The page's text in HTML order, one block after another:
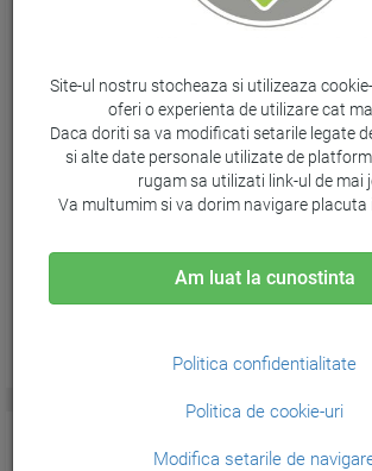
CARACTERISTICI GENERALE:
Site-ul nostru stocheaza si utilizeaza
oferi o experienta de utilizare cat
Daca doriti sa va modificati setarile legate
si alte date personale utilizate de
rugam sa utilizati link-ul de mai
Va multumim si va dorim navigare placuta
Am luat la cunostinta
Politica confidentialitate
Politica de cookie-uri
Modifica setarile de